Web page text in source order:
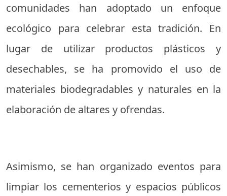
comunidades han adoptado un enfoque
ecológico para celebrar esta tradición. En
lugar de utilizar productos plásticos y
desechables, se ha promovido el uso de
materiales biodegradables y naturales en la
elaboración de altares y ofrendas.
Asimismo, se han organizado eventos para
limpiar los cementerios y espacios públicos